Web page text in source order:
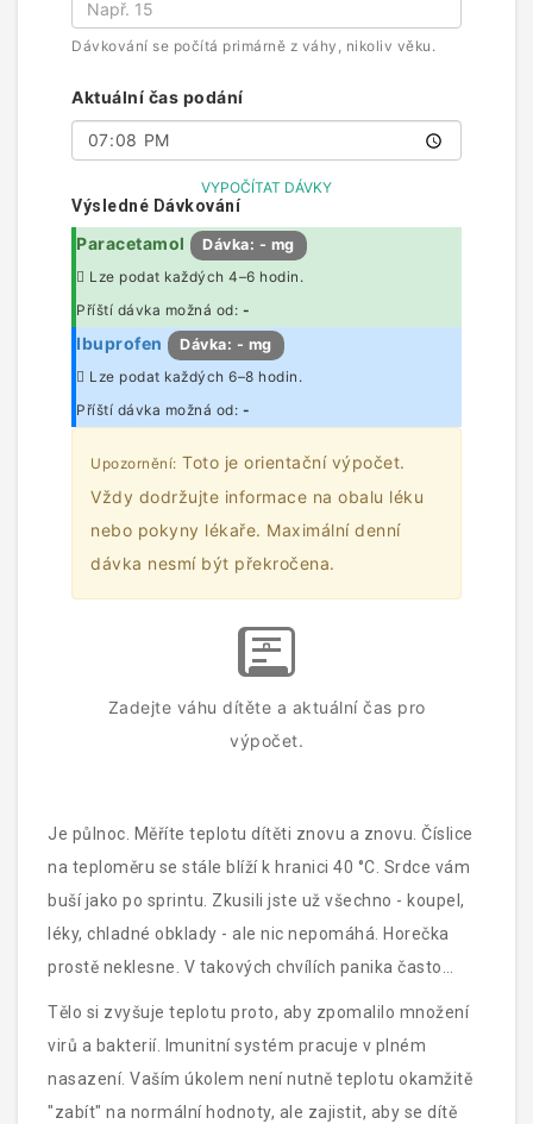
Dávkování se počítá primárně z váhy, nikoliv věku.
Aktuální čas podání
VYPOČÍTAT DÁVKY
Výsledné Dávkování
Paracetamol Dávka: - mg
Lze podat každých 4–6 hodin.
Příští dávka možná od: -
Ibuprofen Dávka: - mg
Lze podat každých 6–8 hodin.
Příští dávka možná od: -
Upozornění: Toto je orientační výpočet.
Vždy dodržujte informace na obalu léku
nebo pokyny lékaře. Maximální denní
dávka nesmí být překročena.
Zadejte váhu dítěte a aktuální čas pro
výpočet.
Je půlnoc. Měříte teplotu dítěti znovu a znovu. Číslice
na teploměru se stále blíží k hranici 40 °C. Srdce vám
buší jako po sprintu. Zkusili jste už všechno - koupel,
léky, chladné obklady - ale nic nepomáhá. Horečka
prostě neklesne. V takových chvílích panika často
zvítězí nad rozumem. Ale než začnete hledat
záchranku nebo zoufale listovat fóry, potřebujete
vědět jedno: samotná horečka není nemoc. Je to
obranný mechanismus těla.
Tělo si zvyšuje teplotu proto, aby zpomalilo množení
virů a bakterií. Imunitní systém pracuje v plném
nasazení. Vaším úkolem není nutně teplotu okamžitě
"zabít" na normální hodnoty, ale zajistit, aby se dítě